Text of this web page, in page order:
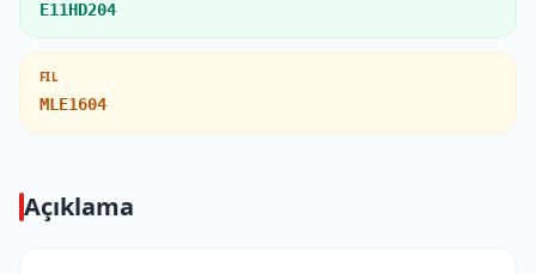
E11HD204
FIL
MLE1604
Açıklama